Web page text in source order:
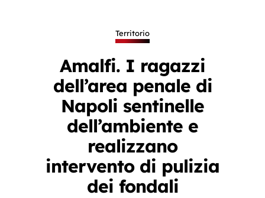
Territorio
Amalfi. I ragazzi
dell’area penale di
Napoli sentinelle
dell’ambiente e
realizzano
intervento di pulizia
dei fondali